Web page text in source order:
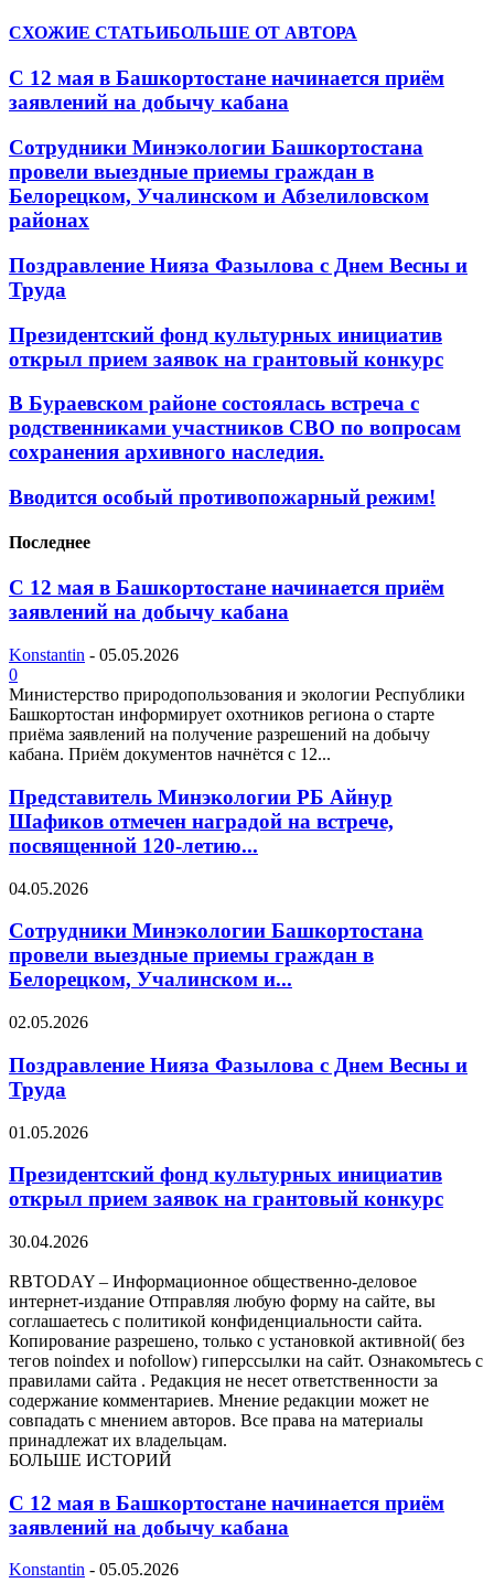
СХОЖИЕ СТАТЬИБОЛЬШЕ ОТ АВТОРА
С 12 мая в Башкортостане начинается приём
заявлений на добычу кабана
Сотрудники Минэкологии Башкортостана
провели выездные приемы граждан в
Белорецком, Учалинском и Абзелиловском
районах
Поздравление Нияза Фазылова с Днем Весны и
Труда
Президентский фонд культурных инициатив
открыл прием заявок на грантовый конкурс
В Бураевском районе состоялась встреча с
родственниками участников СВО по вопросам
сохранения архивного наследия.
Вводится особый противопожарный режим!
Последнее
С 12 мая в Башкортостане начинается приём
заявлений на добычу кабана
Konstantin - 05.05.2026
0
Министерство природопользования и экологии Республики
Башкортостан информирует охотников региона о старте
приёма заявлений на получение разрешений на добычу
кабана. Приём документов начнётся с 12...
Представитель Минэкологии РБ Айнур
Шафиков отмечен наградой на встрече,
посвященной 120-летию...
04.05.2026
Сотрудники Минэкологии Башкортостана
провели выездные приемы граждан в
Белорецком, Учалинском и...
02.05.2026
Поздравление Нияза Фазылова с Днем Весны и
Труда
01.05.2026
Президентский фонд культурных инициатив
открыл прием заявок на грантовый конкурс
30.04.2026
RBTODAY – Информационное общественно-деловое
интернет-издание Отправляя любую форму на сайте, вы
соглашаетесь с политикой конфиденциальности сайта.
Копирование разрешено, только с установкой активной( без
тегов noindex и nofollow) гиперссылки на сайт. Ознакомьтесь с
правилами сайта . Редакция не несет ответственности за
содержание комментариев. Мнение редакции может не
совпадать с мнением авторов. Все права на материалы
принадлежат их владельцам.
БОЛЬШЕ ИСТОРИЙ
С 12 мая в Башкортостане начинается приём
заявлений на добычу кабана
Konstantin - 05.05.2026